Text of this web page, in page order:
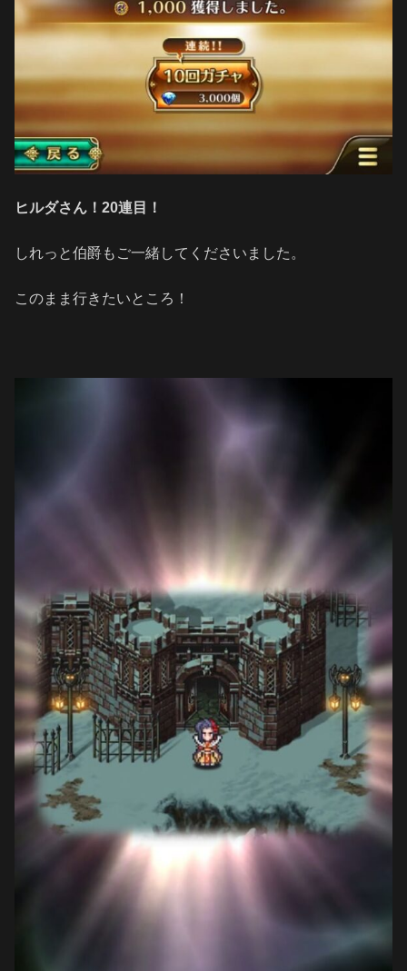
ヒルダさん！20連目！
しれっと伯爵もご一緒してくださいました。
このまま行きたいところ！